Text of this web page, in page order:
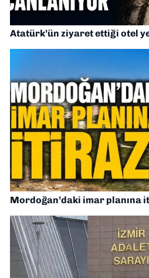
Atatürk’ün ziyaret ettiği otel
Mordoğan’daki imar planına